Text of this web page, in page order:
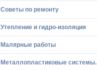
Советы по ремонту
Утепление и гидро-изоляция
Малярные работы
Металлопластиковые системы.